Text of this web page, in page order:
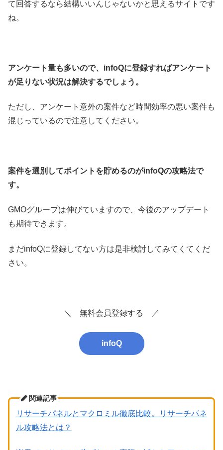
て回答するなら結構いいんじゃないかと思えるサイトです
ね。
アンケート量も多いので、infoQに登録すればアンケート
が足りない状況は解決するでしょう。
ただし、アンケート意外の案件など時間効率の悪い案件も
混じっているので注意してください。
案件を選別してポイントを貯めるのがinfoQの攻略法で
す。
GMOグループは伸びていますので、今後のアップデート
も期待できます。
まだinfoQに登録してない方は是非検討してみてくてくだ
さい。
＼ 無料会員登録する ／
infoQ
関連記事
リサーチパネルとマクロミル徹底比較。リサーチパネ
ル攻略法とは？